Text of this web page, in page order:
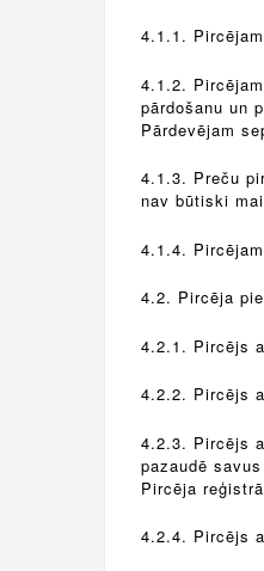
4.1.1.
4.1.2.
pārdošanu un
Pārdevējam
4.1.3. Preču
nav būtiski
4.1.4.
4.2. Pircēja
4.2.1. Pircējs
4.2.2. Pircējs
4.2.3. Pircējs
pazaudē
Pircēja
4.2.4. Pircējs